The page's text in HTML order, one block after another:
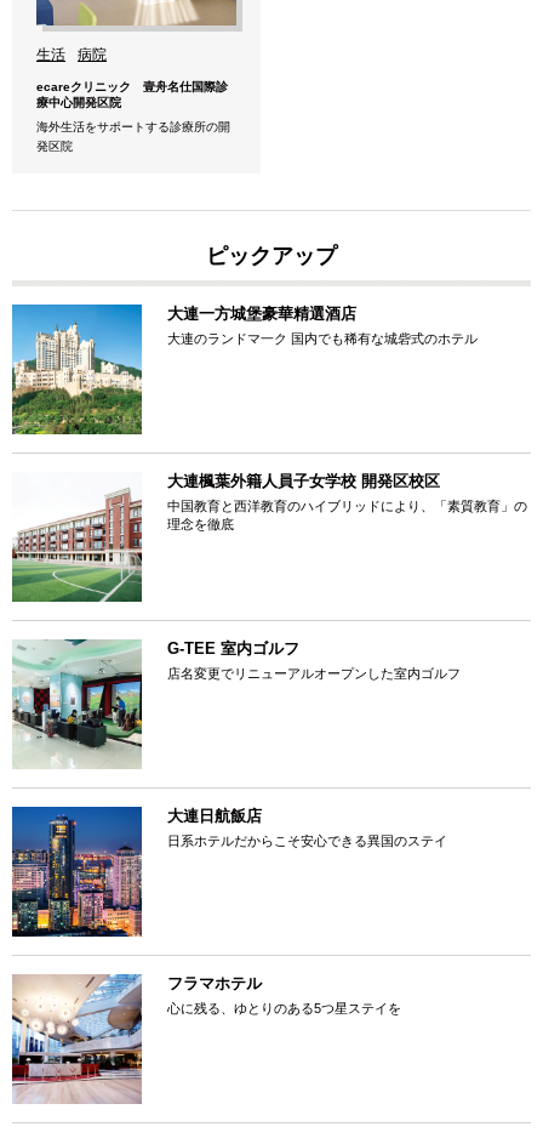
生活 病院
ecareクリニック 壹舟名仕国際診
療中心開発区院
海外生活をサポートする診療所の開
発区院
ピックアップ
大連一方城堡豪華精選酒店
大連のランドマ一ク 国内でも稀有な城砦式のホテル
大連楓葉外籍人員子女学校 開発区校区
中国教育と西洋教育のハイブリッドにより、「素質教育」の
理念を徹底
G-TEE 室内ゴルフ
店名変更でリニューアルオープンした室内ゴルフ
大連日航飯店
日系ホテルだからこそ安心できる異国のステイ
フラマホテル
心に残る、ゆとりのある5つ星ステイを